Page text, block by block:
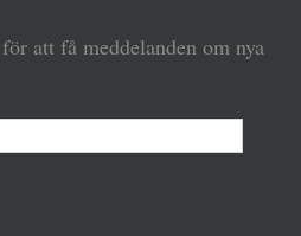
att få meddelanden om nya